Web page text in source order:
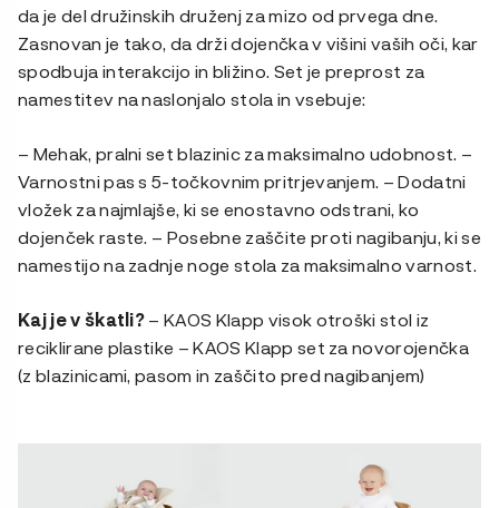
da je del družinskih druženj za mizo od prvega dne.
Zasnovan je tako, da drži dojenčka v višini vaših oči, kar
spodbuja interakcijo in bližino. Set je preprost za
namestitev na naslonjalo stola in vsebuje:
– Mehak, pralni set blazinic za maksimalno udobnost. –
Varnostni pas s 5-točkovnim pritrjevanjem. – Dodatni
vložek za najmlajše, ki se enostavno odstrani, ko
dojenček raste. – Posebne zaščite proti nagibanju, ki se
namestijo na zadnje noge stola za maksimalno varnost.
Kaj je v škatli?– KAOS Klapp visok otroški stol iz
reciklirane plastike – KAOS Klapp set za novorojenčka
(z blazinicami, pasom in zaščito pred nagibanjem)